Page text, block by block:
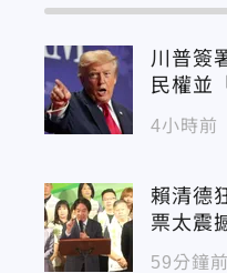
川普簽
民權並
4小時前
賴清德
票太震
59分鐘前